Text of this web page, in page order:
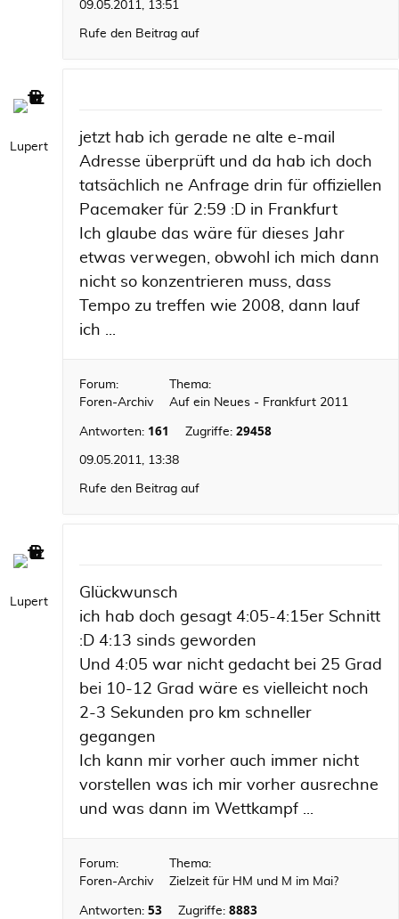
09.05.2011, 13:51
Rufe den Beitrag auf
Lupert
jetzt hab ich gerade ne alte e-mail
Adresse überprüft und da hab ich doch
tatsächlich ne Anfrage drin für offiziellen
Pacemaker für 2:59 :D in Frankfurt
Ich glaube das wäre für dieses Jahr
etwas verwegen, obwohl ich mich dann
nicht so konzentrieren muss, dass
Tempo zu treffen wie 2008, dann lauf
ich ...
Forum:
Foren-Archiv
Thema:
Auf ein Neues - Frankfurt 2011
Antworten: 161 Zugriffe: 29458
09.05.2011, 13:38
Rufe den Beitrag auf
Lupert
Glückwunsch
ich hab doch gesagt 4:05-4:15er Schnitt
:D 4:13 sinds geworden
Und 4:05 war nicht gedacht bei 25 Grad
bei 10-12 Grad wäre es vielleicht noch
2-3 Sekunden pro km schneller
gegangen
Ich kann mir vorher auch immer nicht
vorstellen was ich mir vorher ausrechne
und was dann im Wettkampf ...
Forum:
Foren-Archiv
Thema:
Zielzeit für HM und M im Mai?
Antworten: 53 Zugriffe: 8883